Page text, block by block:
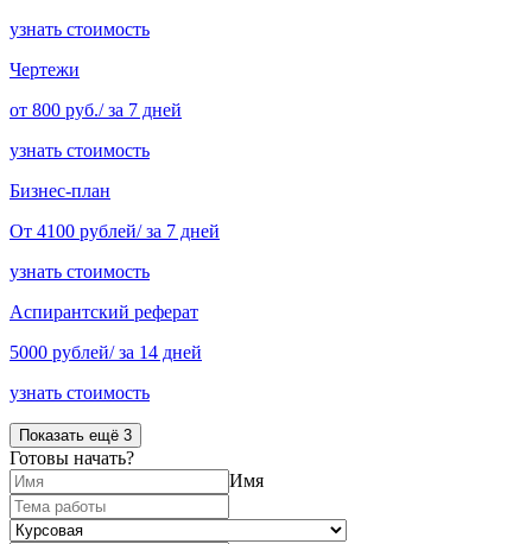
узнать стоимость
Чертежи
от 800 руб./ за 7 дней
узнать стоимость
Бизнес-план
От 4100 рублей/ за 7 дней
узнать стоимость
Аспирантский реферат
5000 рублей/ за 14 дней
узнать стоимость
Показать ещё 3
Готовы начать?
Имя